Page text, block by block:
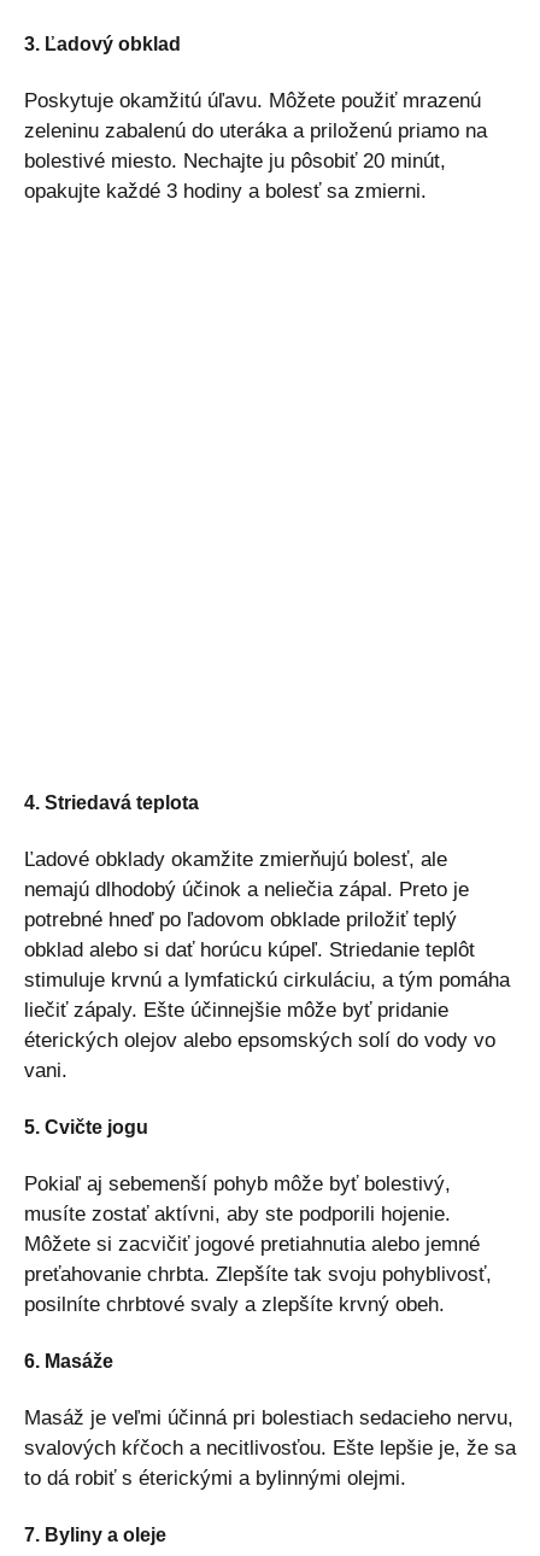
3. Ľadový obklad
Poskytuje okamžitú úľavu. Môžete použiť mrazenú
zeleninu zabalenú do uteráka a priloženú priamo na
bolestivé miesto. Nechajte ju pôsobiť 20 minút,
opakujte každé 3 hodiny a bolesť sa zmierni.
4. Striedavá teplota
Ľadové obklady okamžite zmierňujú bolesť, ale
nemajú dlhodobý účinok a neliečia zápal. Preto je
potrebné hneď po ľadovom obklade priložiť teplý
obklad alebo si dať horúcu kúpeľ. Striedanie teplôt
stimuluje krvnú a lymfatickú cirkuláciu, a tým pomáha
liečiť zápaly. Ešte účinnejšie môže byť pridanie
éterických olejov alebo epsomských solí do vody vo
vani.
5. Cvičte jogu
Pokiaľ aj sebemenší pohyb môže byť bolestivý,
musíte zostať aktívni, aby ste podporili hojenie.
Môžete si zacvičiť jogové pretiahnutia alebo jemné
preťahovanie chrbta. Zlepšíte tak svoju pohyblivosť,
posilníte chrbtové svaly a zlepšíte krvný obeh.
6. Masáže
Masáž je veľmi účinná pri bolestiach sedacieho nervu,
svalových kŕčoch a necitlivosťou. Ešte lepšie je, že sa
to dá robiť s éterickými a bylinnými olejmi.
7. Byliny a oleje